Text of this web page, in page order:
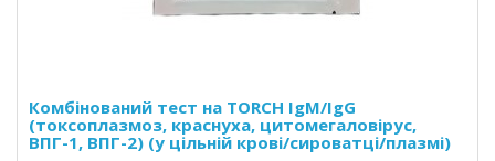
Комбінований тест на TORCH IgM/IgG
(токсоплазмоз, краснуха, цитомегаловірус,
ВПГ-1, ВПГ-2) (у цільній крові/сироватці/плазмі)